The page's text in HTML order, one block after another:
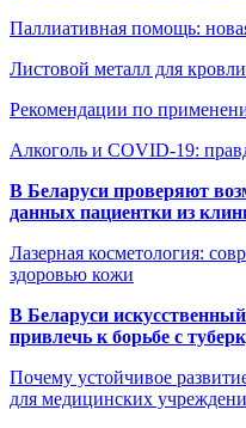
Паллиативная помощь:
Листовой металл для
Рекомендации по
Алкоголь и COVID-19:
В Беларуси проверяют
данных пациентки из
Лазерная косметология:
здоровью кожи
В Беларуси
привлечь к борьбе с
Почему устойчивое
для медицинских